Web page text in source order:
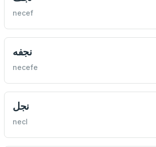
necef
نجفه
necefe
نجل
necl